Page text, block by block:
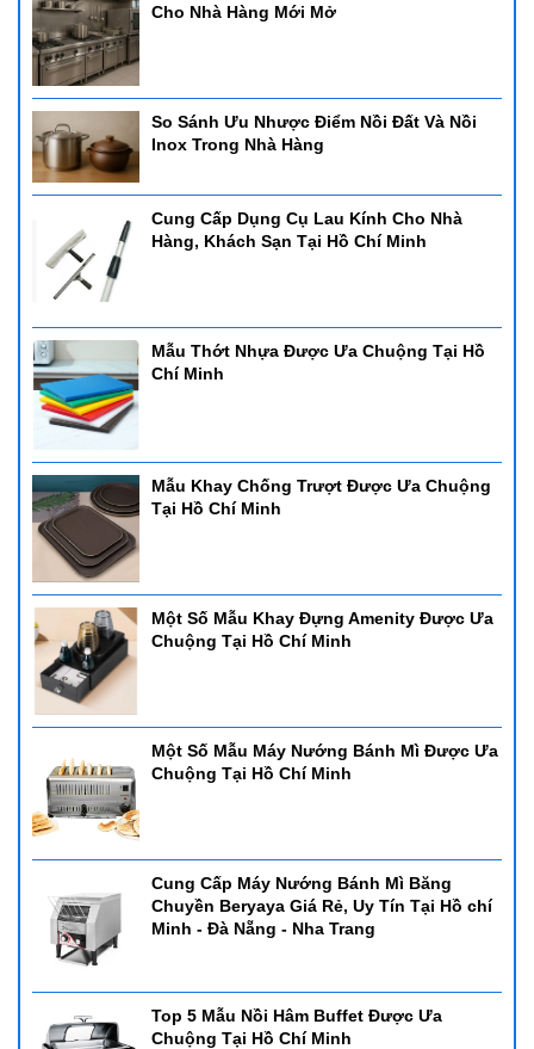
Cho Nhà Hàng Mới Mở
So Sánh Ưu Nhược Điểm Nồi Đất Và Nồi
Inox Trong Nhà Hàng
Cung Cấp Dụng Cụ Lau Kính Cho Nhà
Hàng, Khách Sạn Tại Hồ Chí Minh
Mẫu Thớt Nhựa Được Ưa Chuộng Tại Hồ
Chí Minh
Mẫu Khay Chống Trượt Được Ưa Chuộng
Tại Hồ Chí Minh
Một Số Mẫu Khay Đựng Amenity Được Ưa
Chuộng Tại Hồ Chí Minh
Một Số Mẫu Máy Nướng Bánh Mì Được Ưa
Chuộng Tại Hồ Chí Minh
Cung Cấp Máy Nướng Bánh Mì Băng
Chuyền Beryaya Giá Rẻ, Uy Tín Tại Hồ chí
Minh - Đà Nẵng - Nha Trang
Top 5 Mẫu Nồi Hâm Buffet Được Ưa
Chuộng Tại Hồ Chí Minh